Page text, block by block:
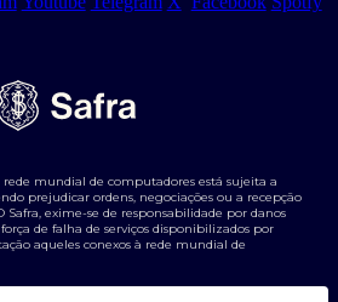
Física
Portabilidade de Investimento
rede mundial de computadores está sujeita a
prejudicar ordens, negociações ou a recepção
Safra, exime-se de responsabilidade por danos
de falha de serviços disponibilizados por
aqueles conexos à rede mundial de